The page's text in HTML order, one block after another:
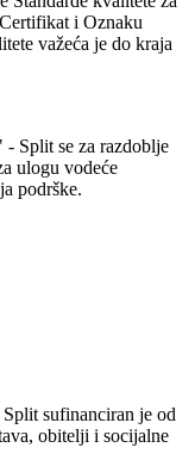
i Oznaku
važeća je do kraja
Split se za razdoblje
ulogu vodeće
podrške.
sufinanciran je od
obitelji i socijalne